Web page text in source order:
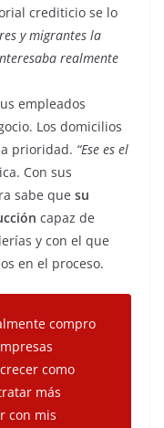
crediticio se lo
y migrantes la
realmente
empleados
Los domicilios
prioridad. “Ese es el
Con sus
sabe que su
capaz de
y con el que
en el proceso.
compro
como
más
con mis